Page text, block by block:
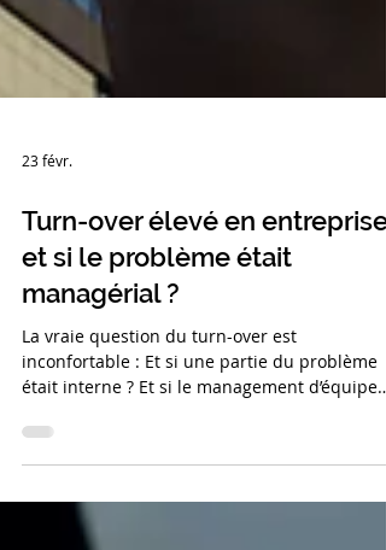
23 févr.
Turn-over élevé en entreprise :
et si le problème était
managérial ?
La vraie question du turn-over est
était interne ? Et si le management d’équipe
jouait un rôle déterminant dans la fidélisation